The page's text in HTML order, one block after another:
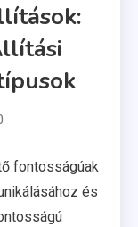
fontosságúak
és